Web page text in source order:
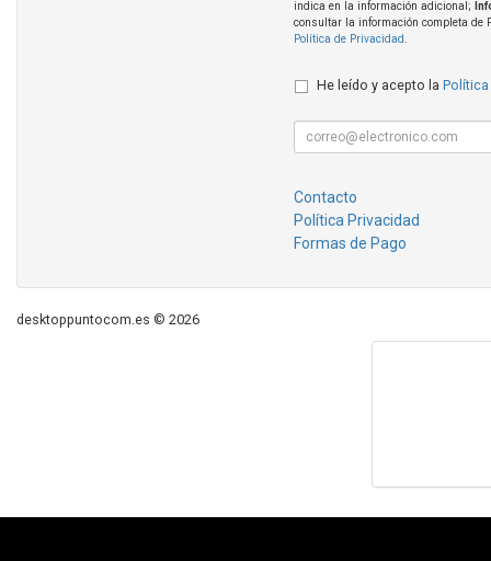
indica en la información adicional;
consultar la información completa de
Política de Privacidad
He leído y acepto la Política
Contacto
Política Privacidad
Formas de Pago
desktoppuntocom.es © 2026